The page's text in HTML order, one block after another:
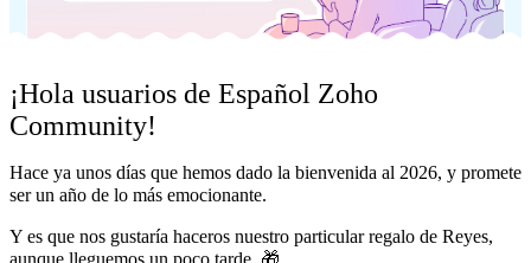
¡Hola usuarios de Español Zoho
Community!
Hace ya unos días que hemos dado la bienvenida al 2026, y promete
ser un año de lo más emocionante.
Y es que nos gustaría haceros nuestro particular regalo de Reyes,